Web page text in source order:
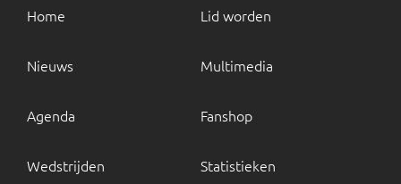
Home
Nieuws
Agenda
Wedstrijden
Lid worden
Multimedia
Fanshop
Statistieken